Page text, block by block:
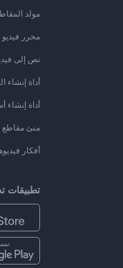
مولد
محرر فيديو
نص إلى
أداة إنشاء
أداة
منئ مقاطع
أفكار
تطبيقات